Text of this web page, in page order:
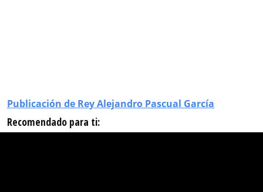
Publicación de Rey Alejandro Pascual García
Recomendado para ti: